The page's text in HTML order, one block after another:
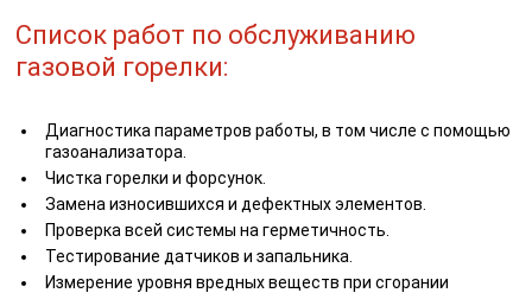
Список работ по обслуживанию
газовой горелки:
Диагностика параметров работы, в том числе с помощью
газоанализатора.
Чистка горелки и форсунок.
Замена износившихся и дефектных элементов.
Проверка всей системы на герметичность.
Тестирование датчиков и запальника.
Измерение уровня вредных веществ при сгорании